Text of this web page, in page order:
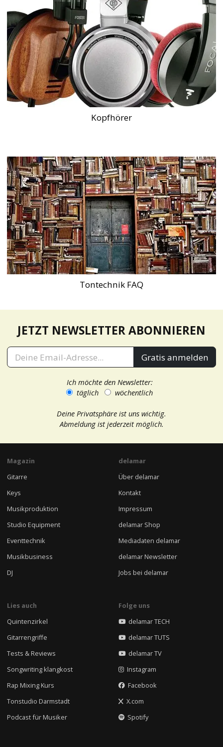
Kopfhörer
Tontechnik FAQ
JETZT NEWSLETTER ABONNIEREN
Gratis anmelden
Ich möchte den Newsletter:
täglich
wöchentlich
Deine Privatsphäre ist uns wichtig.
Abmeldung ist jederzeit möglich.
Magazin
Gitarre
Keys
Musikproduktion
Studio Equipment
Eventtechnik
Musikbusiness
DJ
delamar
Über delamar
Kontakt
Impressum
delamar Shop
Mediadaten delamar
delamar Newsletter
Jobs bei delamar
Lies auch
Quintenzirkel
Gitarrengriffe
Tests & Reviews
Songwriting klangkost
Rap Mixing Kurs
Tonstudio Darmstadt
Podcast für Musiker
Folge uns
delamar TECH
delamar TUTS
delamar TV
Instagram
Facebook
X.com
Spotify